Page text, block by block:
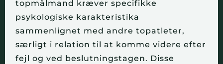
topmålmand kræver specifikke
psykologiske karakteristika
sammenlignet med andre topatleter,
særligt i relation til at komme videre efter
fejl og ved beslutningstagen. Disse